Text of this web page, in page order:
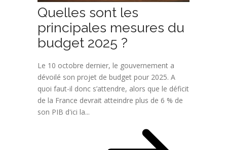
Quelles sont les
principales mesures du
budget 2025 ?
Le 10 octobre dernier, le gouvernement a
dévoilé son projet de budget pour 2025. A
quoi faut-il donc s’attendre, alors que le déficit
de la France devrait atteindre plus de 6 % de
son PIB d'ici la...